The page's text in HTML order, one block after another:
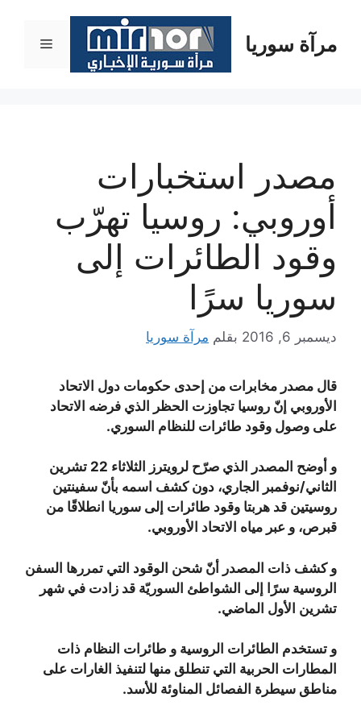
المحتوىمرآة سوريا القائمة
مصدر استخبارات
أوروبي: روسيا تهرّب
وقود الطائرات إلى
سوريا سرًا
ديسمبر 6, 2016 بقلم مرآة سوريا
قال مصدر مخابرات من إحدى حكومات دول الاتحاد
الأوروبي إنّ روسيا تجاوزت الحظر الذي فرضه الاتحاد
على وصول وقود طائرات للنظام السوري.
و أوضح المصدر الذي صرّح لرويترز الثلاثاء 22 تشرين
الثاني/نوفمبر الجاري، دون كشف اسمه بأنّ سفينتين
روسيتين قد هربتا وقود طائرات إلى سوريا انطلاقًا من
قبرص، و عبر مياه الاتحاد الأوروبي.
و كشف ذات المصدر أنّ شحن الوقود التي تمررها السفن
الروسية سرًا إلى الشواطئ السوريّة قد زادت في شهر
تشرين الأول الماضي.
و تستخدم الطائرات الروسية و طائرات النظام ذات
المطارات الحربية التي تنطلق منها لتنفيذ الغارات على
مناطق سيطرة الفصائل المناوئة للأسد.